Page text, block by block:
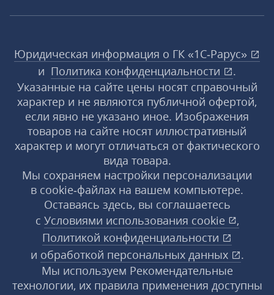
Юридическая информация о ГК «1С‑Рарус»
и Политика конфиденциальности
.
Указанные на сайте цены носят справочный
характер и не являются публичной офертой,
если явно не указано иное. Изображения
товаров на сайте носят иллюстративный
характер и могут отличаться от фактического
вида товара.
Мы сохраняем настройки персонализации
в cookie‑файлах на вашем компьютере.
Оставаясь здесь, вы соглашаетесь
с Условиями использования cookie
,
Политикой конфиденциальности
и обработкой персональных данных
.
Мы используем Рекомендательные
технологии, их правила применения доступны